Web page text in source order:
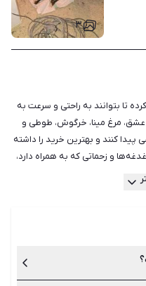
۳
تا بتوانند به راحتی و سرعت به
عشق، مرغ مینا، خرگوش، طوطی و
پیدا کنند و بهترین خرید را داشته
و زحماتی که به همراه دارد،
و امید به زندگی را نیز بهبود
در مورد انتخاب حیوان خانگی
نگهداری کرد. سگ، گربه، همستر